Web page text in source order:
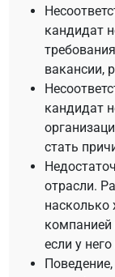
кандидат
вакансии,
кандидат
стать
отрасли.
насколько
компанией
если у